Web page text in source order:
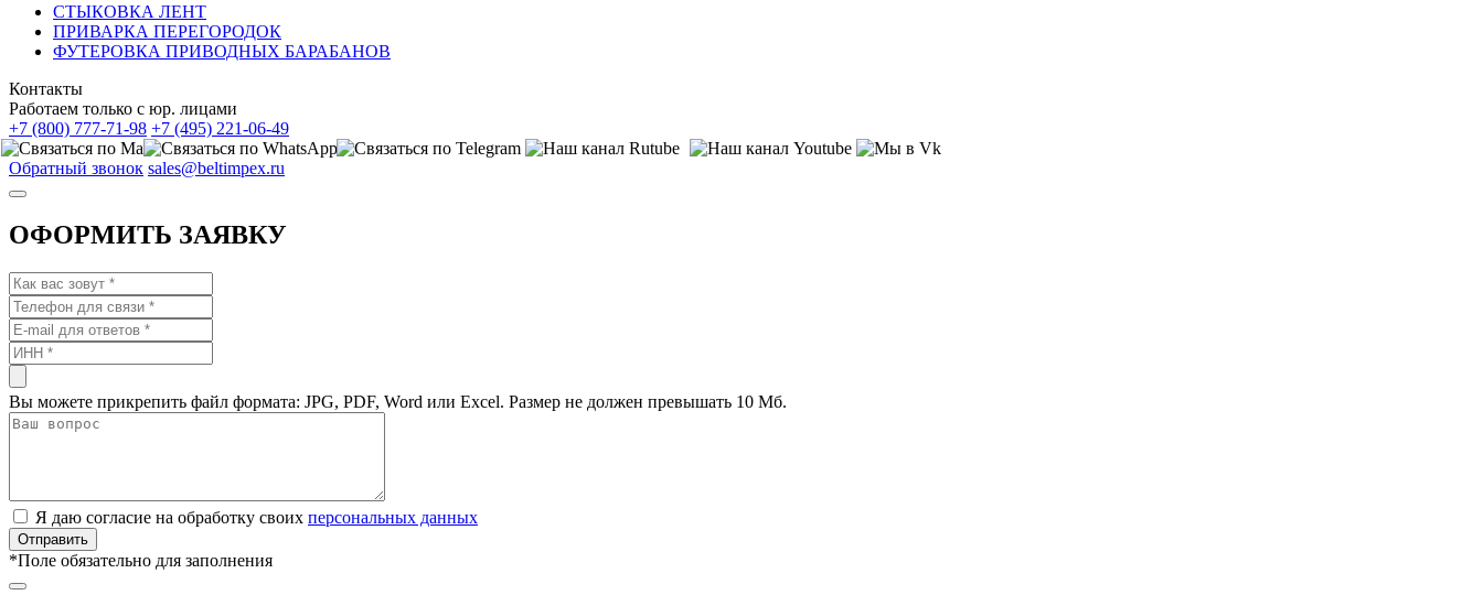
СТЫКОВКА ЛЕНТ
ПРИВАРКА ПЕРЕГОРОДОК
ФУТЕРОВКА ПРИВОДНЫХ БАРАБАНОВ
Контакты
Работаем только с юр. лицами
+7 (800) 777-71-98 +7 (495) 221-06-49
Обратный звонок sales@beltimpex.ru
ОФОРМИТЬ ЗАЯВКУ
Вы можете прикрепить файл формата: JPG, PDF, Word или Excel. Размер не должен превышать 10 Мб.
Я даю согласие на обработку своих персональных данных
*Поле обязательно для заполнения